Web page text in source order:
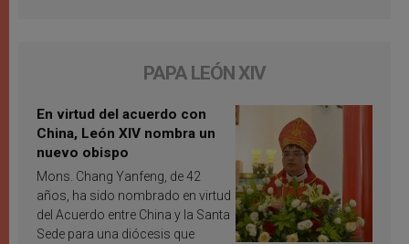
PAPA LEÓN XIV
En virtud del acuerdo con
China, León XIV nombra un
nuevo obispo
Mons. Chang Yanfeng, de 42
años, ha sido nombrado en virtud
del Acuerdo entre China y la Santa
Sede para una diócesis que